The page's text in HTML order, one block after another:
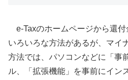
e-Taxのホームページから還付
いろいろな方法があるが、マイ
方法では、パソコンなどに「事
ル、「拡張機能」を事前にイン